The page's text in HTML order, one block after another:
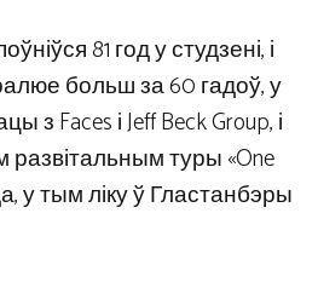
81 год у студзені, і
больш за 60 гадоў, у
з Faces і Jeff Beck Group, і
развітальным туры «One
у тым ліку ў Гластанбэры